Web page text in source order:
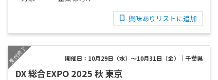
興味ありリストに追加
開催日：10月29日（水）～10月31日（金）｜千葉県
DX 総合EXPO 2025 秋 東京